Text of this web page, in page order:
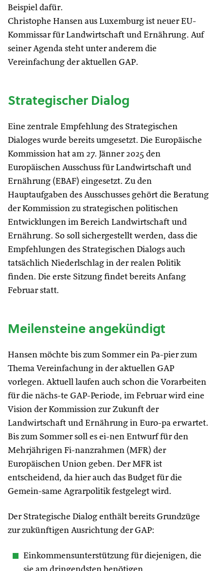
Beispiel dafür.
Christophe Hansen aus Luxemburg ist neuer EU-
Kommissar für Landwirtschaft und Ernährung. Auf
seiner Agenda steht unter anderem die
Vereinfachung der aktuellen GAP.
Strategischer Dialog
Eine zentrale Empfehlung des Strategischen
Dialoges wurde bereits umgesetzt. Die Europäische
Kommission hat am 27. Jänner 2025 den
Europäischen Ausschuss für Landwirtschaft und
Ernährung (EBAF) eingesetzt. Zu den
Hauptaufgaben des Ausschusses gehört die Beratung
der Kommission zu strategischen politischen
Entwicklungen im Bereich Landwirtschaft und
Ernährung. So soll sichergestellt werden, dass die
Empfehlungen des Strategischen Dialogs auch
tatsächlich Niederlschlag in der realen Politik
finden. Die erste Sitzung findet bereits Anfang
Februar statt.
Meilensteine angekündigt
Hansen möchte bis zum Sommer ein Pa-pier zum
Thema Vereinfachung in der aktuellen GAP
vorlegen. Aktuell laufen auch schon die Vorarbeiten
für die nächs-te GAP-Periode, im Februar wird eine
Vision der Kommission zur Zukunft der
Landwirtschaft und Ernährung in Euro-pa erwartet.
Bis zum Sommer soll es ei-nen Entwurf für den
Mehrjährigen Fi-nanzrahmen (MFR) der
Europäischen Union geben. Der MFR ist
entscheidend, da hier auch das Budget für die
Gemein-same Agrarpolitik festgelegt wird.
Der Strategische Dialog enthält bereits Grundzüge
zur zukünftigen Ausrichtung der GAP:
Einkommensunterstützung für diejenigen, die